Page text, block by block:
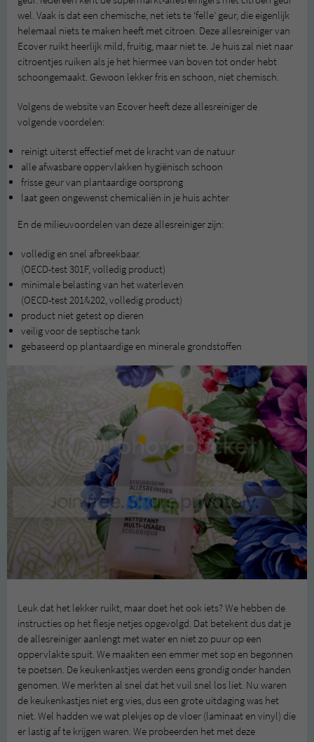
wel. Vaak is dat een chemische, net iets te ‘felle’ geur, die eigenlijk
helemaal niets te maken heeft met citroen. Deze allesreiniger van
Ecover ruikt heerlijk mild, fruitig, maar niet te. Je huis zal niet naar
citroentjes ruiken als je het hiermee van boven tot onder hebt
schoongemaakt. Gewoon lekker fris en schoon, niet chemisch.
Volgens de website van Ecover heeft deze allesreiniger de
volgende voordelen:
reinigt uiterst effectief met de kracht van de natuur
alle afwasbare oppervlakken hygiënisch schoon
frisse geur van plantaardige oorsprong
laat geen ongewenst chemicaliën in je huis achter
En de milieuvoordelen van deze allesreiniger zijn:
volledig en snel afbreekbaar.
(OECD-test 301F, volledig product)
minimale belasting van het waterleven
(OECD-test 201&202, volledig product)
product niet getest op dieren
veilig voor de septische tank
gebaseerd op plantaardige en minerale grondstoffen
Leuk dat het lekker ruikt, maar doet het ook iets? We hebben de
instructies op het flesje netjes opgevolgd. Dat betekent dus dat je
de allesreiniger aanlengt met water en niet zo puur op een
oppervlakte spuit. We maakten een emmer met sop en begonnen
te poetsen. De keukenkastjes werden eens grondig onder handen
genomen. We merkten al snel dat het vuil snel los liet. Nu waren
de keukenkastjes niet erg vies, dus een grote uitdaging was het
niet. Wel hadden we wat plekjes op de vloer (laminaat en vinyl) die
er lastig af te krijgen waren. We probeerden het met deze